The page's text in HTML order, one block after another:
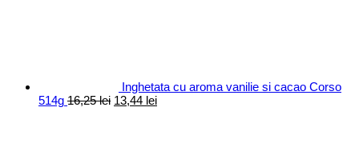
Inghetata cu aroma vanilie si cacao Corso
514g 16,25lei Prețul
13,44 leiPrețul